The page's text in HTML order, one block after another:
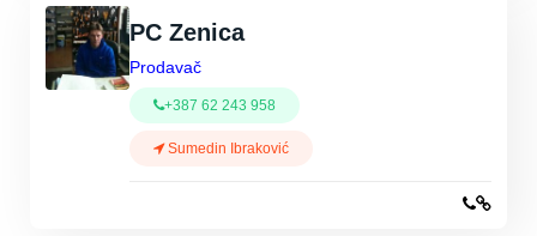
PC Zenica
Prodavač
+387 62 243 958
Sumedin Ibraković